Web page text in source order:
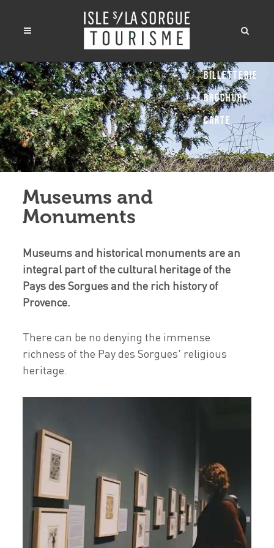
Museums and
Monuments
Museums and historical monuments are an
integral part of the cultural heritage of the
Pays des Sorgues and the rich history of
Provence.
There can be no denying the immense
richness of the Pay des Sorgues' religious
heritage.
Billetterie
Brochure
Carte